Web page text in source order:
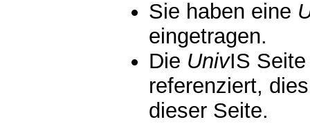
Sie haben eine
eingetragen.
Die UnivIS
referenziert,
dieser Seite.